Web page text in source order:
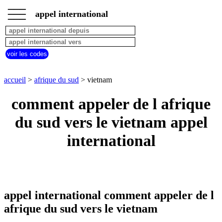
accueil
afrique
du
sud
appel
depuis
par
I J K L M
N
P R S T
U
___
___ appel international
voir les codes
accueil > afrique du sud > vietnam
comment appeler de l afrique
du sud vers le vietnam appel
international
appel international comment appeler de l
afrique du sud vers le vietnam